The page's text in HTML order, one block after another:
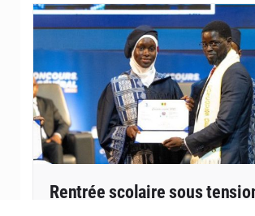
Rentrée scolaire sous